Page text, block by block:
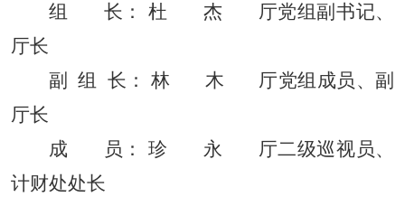
组
长 ： 杜 杰
厅党组副书记、
厅长
副
组 长 ： 林 木 厅党组成员、副
厅长
成
员： 珍 永
厅二级巡视员、
计财处处长